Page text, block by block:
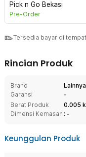
Pick n Go Bekasi
Pre-Order
Tersedia bayar di
Rincian Produk
Brand
Lainnya
Garansi
-
Berat Produk
0.005
Dimensi Kemasan : -
Keunggulan Produk